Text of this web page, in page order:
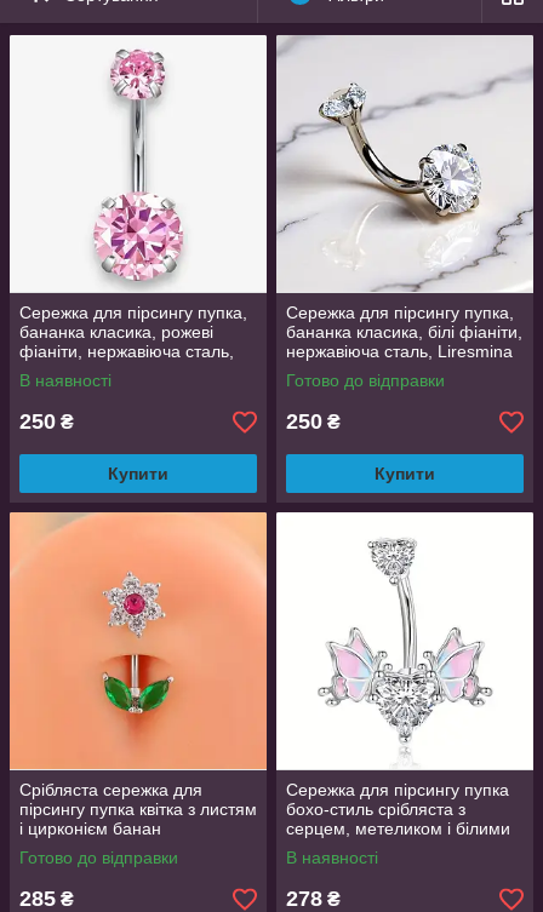
Сережка для пірсингу пупка,
бананка класика, рожеві
фіаніти, нержавіюча сталь,
Liresmina Jewelry
В наявності
250 ₴
Купити
Сережка для пірсингу пупка,
бананка класика, білі фіаніти,
нержавіюча сталь, Liresmina
Jewelry
Готово до відправки
250 ₴
Купити
Срібляста сережка для
пірсингу пупка квітка з листям
і цирконієм банан
Готово до відправки
285 ₴
Сережка для пірсингу пупка
бохо-стиль срібляста з
серцем, метеликом і білими
кристалами LuxAurum064
В наявності
278 ₴